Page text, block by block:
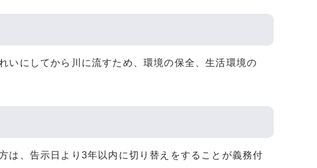
いにしてから川に流すため、環境の保全、生活環境の
は、告示日より3年以内に切り替えをすることが義務付